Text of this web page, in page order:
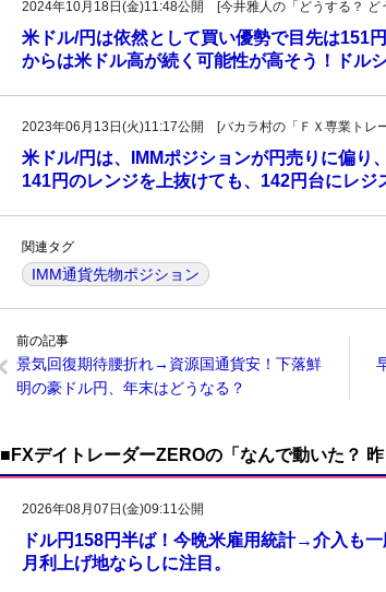
2024年10月18日(金)11:48公開 [今井雅人の「どうする？ ど
米ドル/円は依然として買い優勢で目先は151
からは米ドル高が続く可能性が高そう！ドル
2023年06月13日(火)11:17公開 [バカラ村の「ＦＸ専業トレ
米ドル/円は、IMMポジションが円売りに偏り
141円のレンジを上抜けても、142円台にレ
関連タグ
IMM通貨先物ポジション
前の記事
景気回復期待腰折れ→資源国通貨安！下落鮮
明の豪ドル円、年末はどうなる？
■FXデイトレーダーZEROの「なんで動いた？
2026年08月07日(金)09:11公開
ドル円158円半ば！今晩米雇用統計→介入も
月利上げ地ならしに注目。